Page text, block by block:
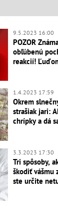
9.5.2023 16:00
POZOR
obľúbenú
reakcií!
1.4.2023 17:59
Okrem
strašiak jari:
chrípky a dá
3.3.2023 17:30
Tri spôsoby,
škodiť vášmu
ste určite